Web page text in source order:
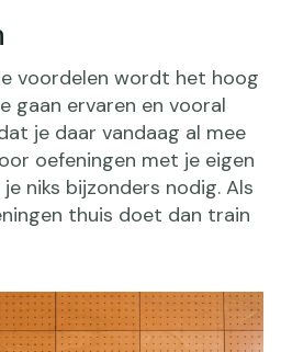
voordelen wordt het hoog
gaan ervaren en vooral
je daar vandaag al mee
oefeningen met je eigen
niks bijzonders nodig. Als
thuis doet dan train